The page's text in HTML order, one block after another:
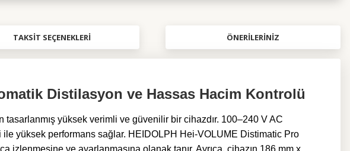
TAKSIT SEÇENEKLERI ÖNERILERINIZ
Distilasyon ve Hassas Hacim Kontrolü
yüksek verimli ve güvenilir bir cihazdır. 100–240 V AC
yüksek performans sağlar. HEIDOLPH Hei-VOLUME Distimatic Pro
izlenmesine ve ayarlanmasına olanak tanır. Ayrıca, cihazın 186 mm x